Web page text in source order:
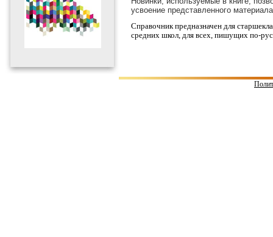
усвоение представленного
Справочник предназначен для
средних школ, для всех, пишущих по-